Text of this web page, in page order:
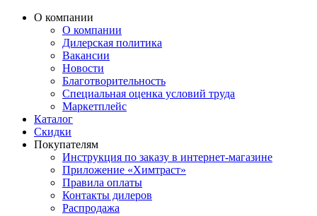
О компании
О компании
Дилерская политика
Вакансии
Новости
Благотворительность
Специальная оценка условий труда
Маркетплейс
Каталог
Скидки
Покупателям
Инструкция по заказу в интернет-магазине
Приложение «Химтраст»
Правила оплаты
Контакты дилеров
Распродажа